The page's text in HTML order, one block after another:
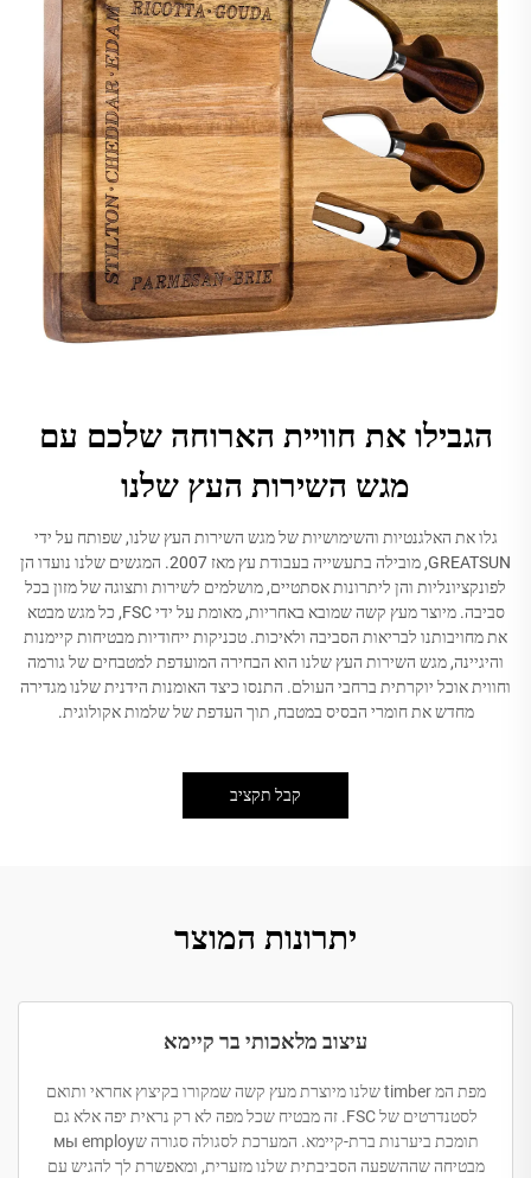
הגבילו את חוויית הארוחה שלכם עם
מגש השירות העץ שלנו
גלו את האלגנטיות והשימושיות של מגש השירות העץ שלנו, שפותח על ידי
GREATSUN, מובילה בתעשייה בעבודת עץ מאז 2007. המגשים שלנו נועדו הן
לפונקציונליות והן ליתרונות אסתטיים, מושלמים לשירות ותצוגה של מזון בכל
סביבה. מיוצר מעץ קשה שמובא באחריות, מאומת על ידי FSC, כל מגש מבטא
את מחויבותנו לבריאות הסביבה ולאיכות. טכניקות ייחודיות מבטיחות קיימנות
והיגיינה, מגש השירות העץ שלנו הוא הבחירה המועדפת למטבחים של גורמה
וחווית אוכל יוקרתית ברחבי העולם. התנסו כיצד האומנות הידנית שלנו מגדירה
מחדש את חומרי הבסיס במטבח, תוך העדפת של שלמות אקולוגית.
קבל תקציב
יתרונות המוצר
עיצוב מלאכותי בר קיימא
מפת המ timber שלנו מיוצרת מעץ קשה שמקורו בקיצוץ אחראי ותואם
לסטנדרטים של FSC. זה מבטיח שכל מפה לא רק נראית יפה אלא גם
תומכת ביערנות ברת-קיימא. המערכת לסגולה סגורה שмы employ
מבטיחה שההשפעה הסביבתית שלנו מזערית, ומאפשרת לך להגיש עם